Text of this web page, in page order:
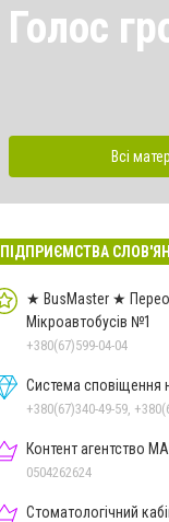
Голос
Всі
ПІДПРИЄМСТВА
★ BusMaster ★
Мікроавтобусів №1
+380(67)599-04-04
Система сповіщення
+380(67)340-49-59,
Контент агентство
0504262624
Стоматологічний